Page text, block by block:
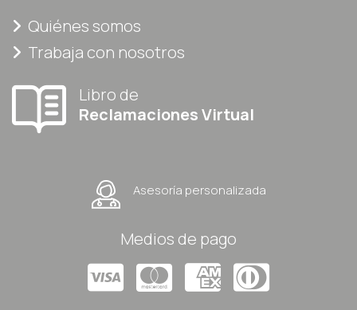
Quiénes somos
Trabaja con nosotros
Libro de
Reclamaciones Virtual
Asesoría personalizada
Medios de pago